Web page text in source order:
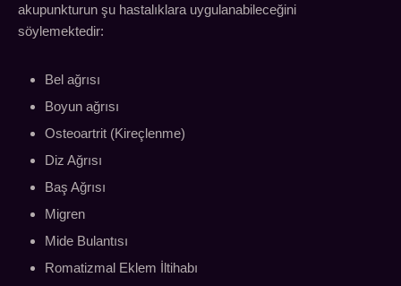
akupunkturun şu hastalıklara uygulanabileceğini
söylemektedir:
Bel ağrısı
Boyun ağrısı
Osteoartrit (Kireçlenme)
Diz Ağrısı
Baş Ağrısı
Migren
Mide Bulantısı
Romatizmal Eklem İltihabı